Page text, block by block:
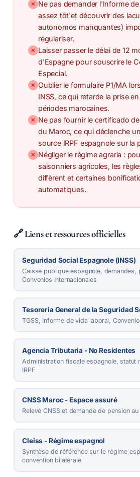
✕ Ne pas demander l'Informe
assez tôt'et découvrir des
autonomos manquantes)
régulariser.
✕ Laisser passer le délai de 12
d'Espagne pour souscrire le
Especial.
✕ Oublier le formulaire P1/MA
INSS, ce qui retarde la prise
périodes marocaines.
✕ Ne pas fournir le certificado
du Maroc, ce qui déclenche
source IRPF espagnole sur la
✕ Négliger le régime agraria :
saisonniers agricoles, les
diffèrent et certaines
automatiques.
🔗 Liens et ressources officielles
Seguridad Social Espagnole (INSS)
Caisse publique espagnole, demandes,
Convenios Internacionales
Tesoreria General de la Seguridad
TGSS, Informe de vida laboral,
Agencia Tributaria - No Residentes
Administration fiscale espagnole, statut
IRPF
CNSS Maroc - Espace assuré
Relevé CNSS et demande de pension
Cleiss - Régime espagnol
Synthèse de référence sur le régime
convention bilatérale